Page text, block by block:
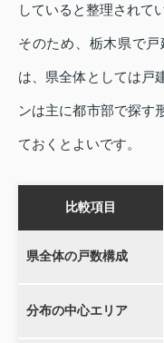
していると整理されて
そのため、栃木県で
は、県全体としては戸
ンは主に都市部で探す
ておくとよいです。
比較項目
県全体の戸数構成
分布の中心エリア